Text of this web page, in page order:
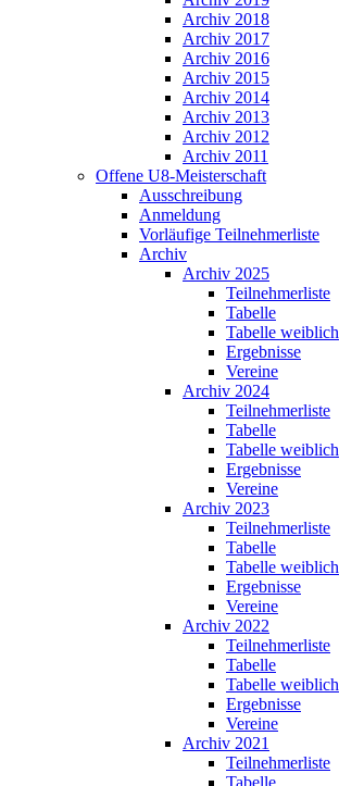
Archiv 2018
Archiv 2017
Archiv 2016
Archiv 2015
Archiv 2014
Archiv 2013
Archiv 2012
Archiv 2011
Offene U8-Meisterschaft
Ausschreibung
Anmeldung
Vorläufige Teilnehmerliste
Archiv
Archiv 2025
Teilnehmerliste
Tabelle
Tabelle weiblich
Ergebnisse
Vereine
Archiv 2024
Teilnehmerliste
Tabelle
Tabelle weiblich
Ergebnisse
Vereine
Archiv 2023
Teilnehmerliste
Tabelle
Tabelle weiblich
Ergebnisse
Vereine
Archiv 2022
Teilnehmerliste
Tabelle
Tabelle weiblich
Ergebnisse
Vereine
Archiv 2021
Teilnehmerliste
Tabelle